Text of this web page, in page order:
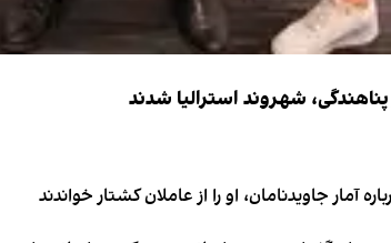
آمار جاویدنامان، او را از عاملان کشتار خواندند